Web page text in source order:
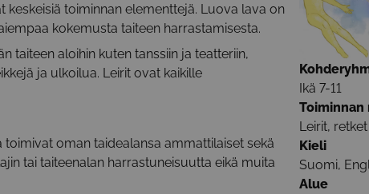
toiminnan elementtejä. Luova lava on
kokemusta taiteen harrastamisesta.
taiteen aloihin kuten tanssiin ja teatteriin,
ja ulkoilua. Leirit ovat kaikille
oman taidealansa ammattilaiset sekä
tai taiteenalan harrastuneisuutta eikä muita
Ikä 7-11
Toiminnan
Leirit,
Kieli
Suomi,
Alue